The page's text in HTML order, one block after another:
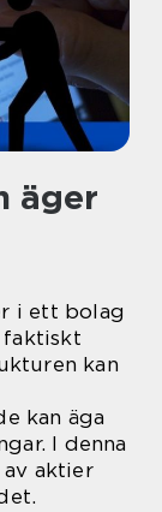
äger
i ett bolag
kan
kan äga
I denna
aktier